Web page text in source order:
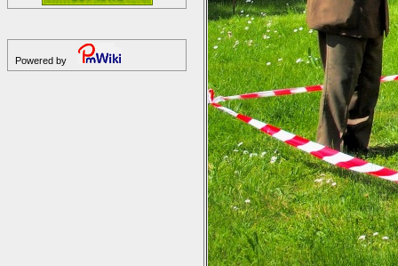
Powered by